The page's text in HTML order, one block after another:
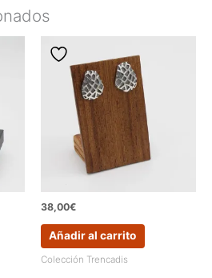
38,00€
Añadir al carrito
Colección Trencadis